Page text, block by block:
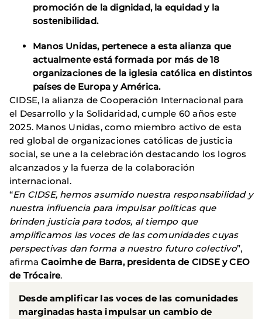
promoción de la dignidad, la equidad y la
sostenibilidad.
Manos Unidas, pertenece a esta alianza que
actualmente está formada por más de 18
organizaciones de la iglesia católica en distintos
países de Europa y América.
CIDSE, la alianza de Cooperación Internacional para
el Desarrollo y la Solidaridad, cumple 60 años este
2025. Manos Unidas, como miembro activo de esta
red global de organizaciones católicas de justicia
social, se une a la celebración destacando los logros
alcanzados y la fuerza de la colaboración
internacional.
“En CIDSE, hemos asumido nuestra responsabilidad y
nuestra influencia para impulsar políticas que
brinden justicia para todos, al tiempo que
amplificamos las voces de las comunidades cuyas
perspectivas dan forma a nuestro futuro colectivo”,
afirmaCaoimhe de Barra, presidenta de CIDSE y CEO
de Trócaire.
Desde amplificar las voces de las comunidades
marginadas hasta impulsar un cambio de